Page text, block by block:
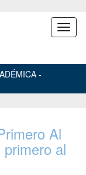
-
Al
al